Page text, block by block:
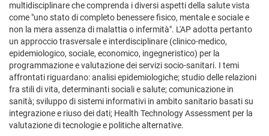
multidisciplinare che comprenda i diversi aspetti della salute vista
come "uno stato di completo benessere fisico, mentale e sociale e
non la mera assenza di malattia o infermità". L'AP adotta pertanto
un approccio trasversale e interdisciplinare (clinico-medico,
epidemiologico, sociale, economico, ingegneristico) per la
programmazione e valutazione dei servizi socio-sanitari. I temi
affrontati riguardano: analisi epidemiologiche; studio delle relazioni
fra stili di vita, determinanti sociali e salute; comunicazione in
sanità; sviluppo di sistemi informativi in ambito sanitario basati su
integrazione e riuso dei dati; Health Technology Assessment per la
valutazione di tecnologie e politiche alternative.